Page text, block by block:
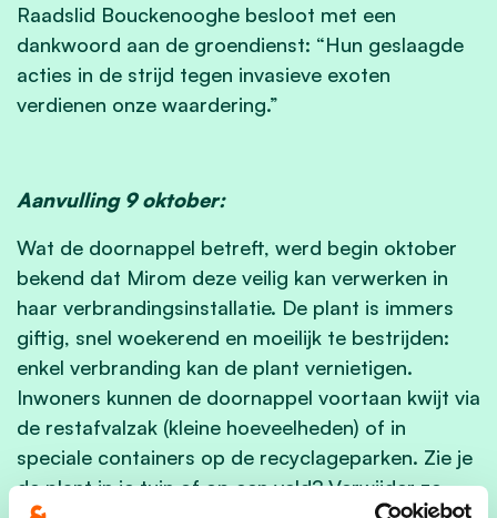
Raadslid Bouckenooghe besloot met een
dankwoord aan de groendienst: “Hun geslaagde
acties in de strijd tegen invasieve exoten
verdienen onze waardering.”
Aanvulling 9 oktober:
Wat de doornappel betreft, werd begin oktober
bekend dat Mirom deze veilig kan verwerken in
haar verbrandingsinstallatie. De plant is immers
giftig, snel woekerend en moeilijk te bestrijden:
enkel verbranding kan de plant vernietigen.
Inwoners kunnen de doornappel voortaan kwijt via
de restafvalzak (kleine hoeveelheden) of in
speciale containers op de recyclageparken. Zie je
de plant in je tuin of op een veld? Verwijder ze